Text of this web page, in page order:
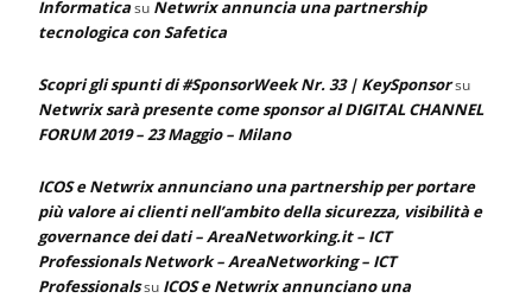
Informaticasu Netwrix annuncia una partnership
tecnologica con Safetica
Scopri gli spunti di #SponsorWeek Nr. 33 | KeySponsorsu
Netwrix sarà presente come sponsor al DIGITAL CHANNEL
FORUM 2019 – 23 Maggio – Milano
ICOS e Netwrix annunciano una partnership per portare
più valore ai clienti nell’ambito della sicurezza, visibilità e
governance dei dati – AreaNetworking.it – ICT
Professionals Network – AreaNetworking – ICT
Professionalssu ICOS e Netwrix annunciano una